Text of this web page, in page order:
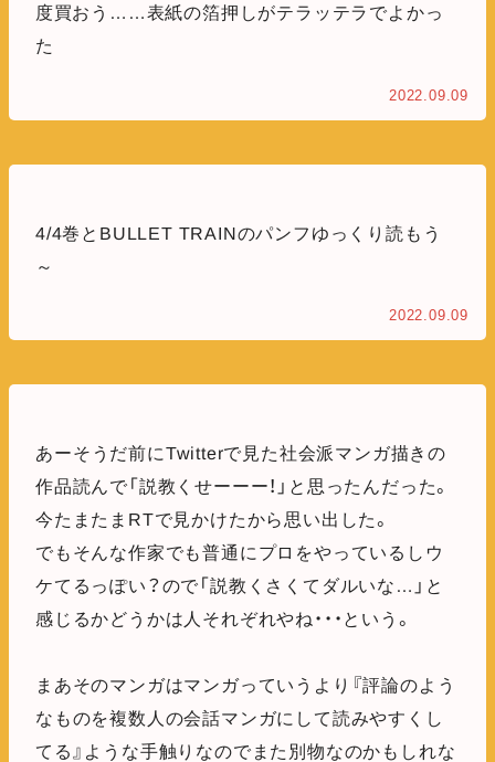
度買おう……表紙の箔押しがテラッテラでよかっ
た
2022.09.09
4/4巻とBULLET TRAINのパンフゆっくり読もう
～
2022.09.09
あーそうだ前にTwitterで見た社会派マンガ描きの
作品読んで「説教くせーーー！」と思ったんだった。
今たまたまRTで見かけたから思い出した。
でもそんな作家でも普通にプロをやっているしウ
ケてるっぽい？ので「説教くさくてダルいな…」と
感じるかどうかは人それぞれやね・・・という。
まあそのマンガはマンガっていうより『評論のよう
なものを複数人の会話マンガにして読みやすくし
てる』ような手触りなのでまた別物なのかもしれな